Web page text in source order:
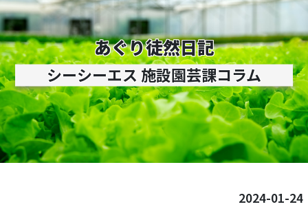
あぐり徒然日記
シーシーエス 施設園芸課コラム
2024-01-24